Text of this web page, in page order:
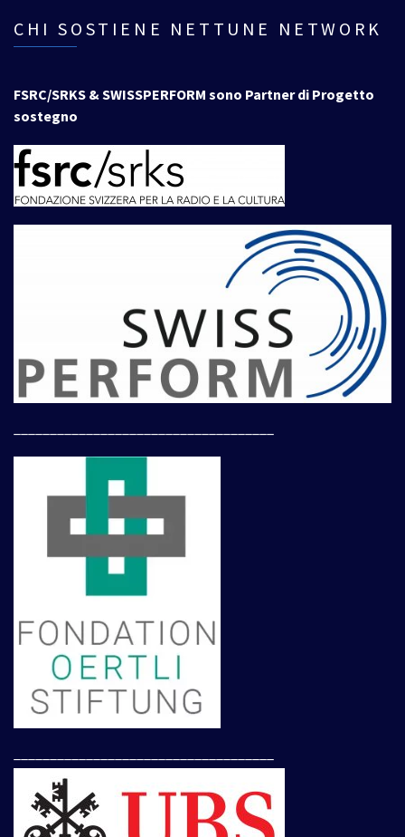
CHI SOSTIENE NETTUNE NETWORK
FSRC/SRKS & SWISSPERFORM sono Partner di Progetto
sostegno